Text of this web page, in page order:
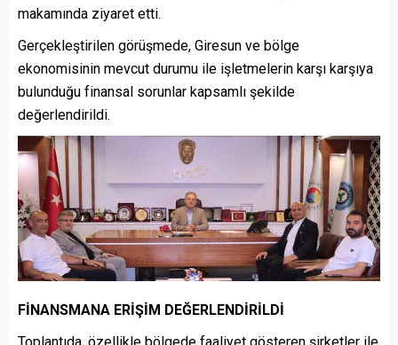
makamında ziyaret etti.
Gerçekleştirilen görüşmede, Giresun ve bölge
ekonomisinin mevcut durumu ile işletmelerin karşı karşıya
bulunduğu finansal sorunlar kapsamlı şekilde
değerlendirildi.
FİNANSMANA ERİŞİM DEĞERLENDİRİLDİ